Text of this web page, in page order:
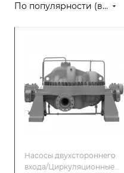
По популярности (возрастание)
Насосы двухстороннего
входа/Циркуляционные